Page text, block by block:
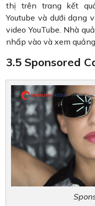
thị trên trang kết
Youtube và dưới dạng
video YouTube. Nhà
nhấp vào và xem
3.5 Sponsored